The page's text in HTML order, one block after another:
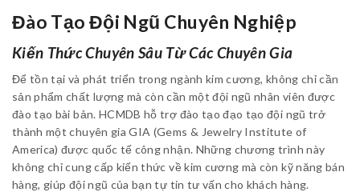
Đào Tạo Đội Ngũ Chuyên Nghiệp
Kiến Thức Chuyên Sâu Từ Các Chuyên Gia
Để tồn tại và phát triển trong ngành kim cương, không chỉ cần
sản phẩm chất lượng mà còn cần một đội ngũ nhân viên được
đào tạo bài bản. HCMDB hỗ trợ đào tạo đạo tạo đội ngũ trở
thành một chuyên gia GIA (Gems & Jewelry Institute of
America) được quốc tế công nhận. Những chương trình này
không chỉ cung cấp kiến thức về kim cương mà còn kỹ năng bán
hàng, giúp đội ngũ của bạn tự tin tư vấn cho khách hàng.